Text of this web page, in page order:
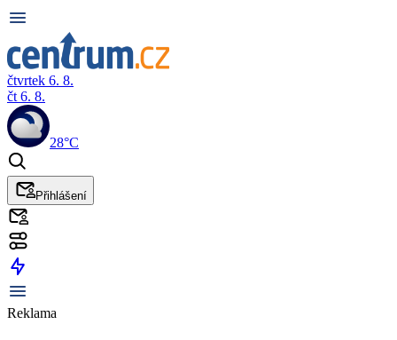
čtvrtek 6. 8.
čt 6. 8.
28°C
Přihlášení
Reklama